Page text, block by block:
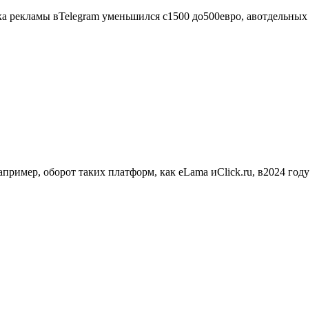
вTelegram уменьшился с1500 до500евро, авотдельных
оборот таких платформ, как eLama иClick.ru, в2024 году